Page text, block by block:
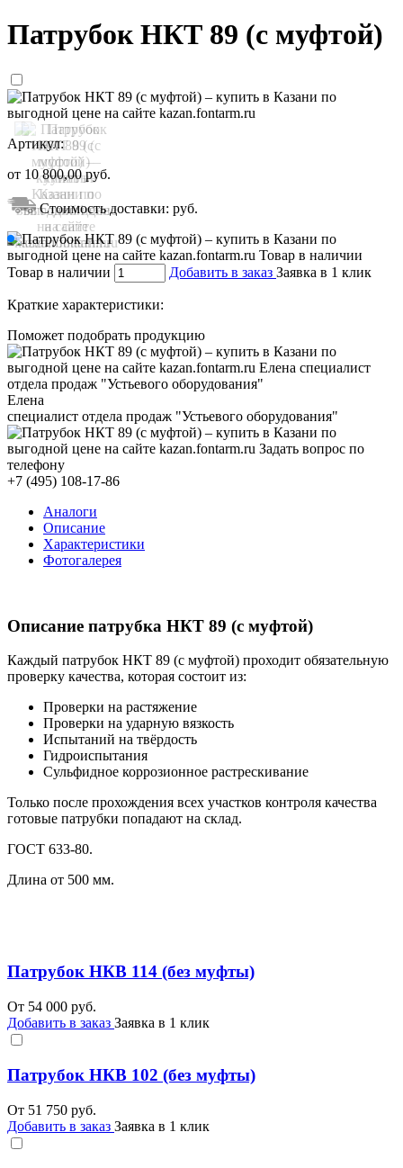
Патрубок НКТ 89 (с муфтой)
Артикул:
от 10 800,00руб.
Стоимость доставки: руб.
Товар в наличии Добавить в заказ Заявка в 1 клик
Краткие характеристики:
Поможет подобрать продукцию
Елена
специалист отдела продаж "Устьевого оборудования"
+7 (495) 108-17-86
Аналоги
Описание
Характеристики
Фотогалерея
Описание патрубка НКТ 89 (с муфтой)
Каждый патрубок НКТ 89 (с муфтой) проходит обязательную
проверку качества, которая состоит из:
Проверки на растяжение
Проверки на ударную вязкость
Испытаний на твёрдость
Гидроиспытания
Сульфидное коррозионное растрескивание
Только после прохождения всех участков контроля качества
готовые патрубки попадают на склад.
ГОСТ 633-80.
Длина от 500 мм.
Патрубок НКВ 114 (без муфты)
От 54 000 руб.
Добавить в заказ Заявка в 1 клик
Патрубок НКВ 102 (без муфты)
От 51 750 руб.
Добавить в заказ Заявка в 1 клик